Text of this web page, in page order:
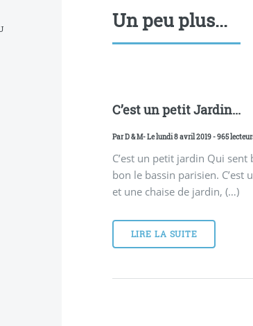
Un peu plus...
C’est un petit Jardin...
ParD & M- Le lundi 8 avril 2019 - 965
C’est un petit jardin Qui
bon le bassin parisien.
et une chaise de jardin, (…)
LIRE LA SUITE